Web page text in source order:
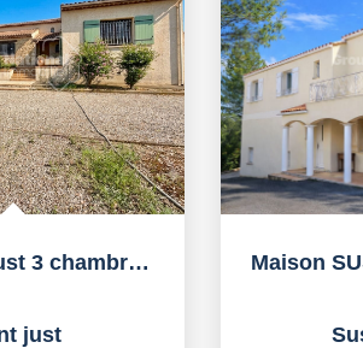
Villa Saint Just 3 chambres , piscine , sous sol...
just